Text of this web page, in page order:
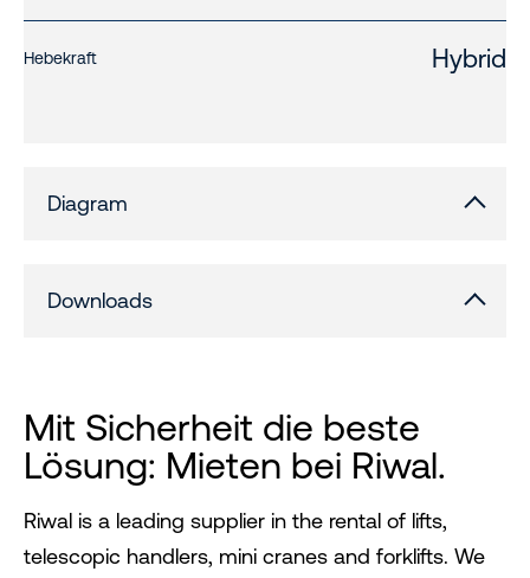
Hebekraft Hybrid
Diagram
Downloads
Mit Sicherheit die beste
Lösung: Mieten bei Riwal.
Riwal is a leading supplier in the rental of lifts,
telescopic handlers, mini cranes and forklifts. We